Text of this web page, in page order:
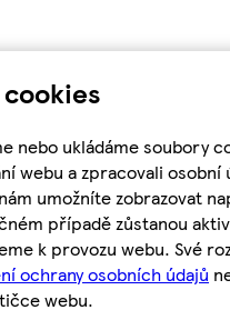
nebo ukládáme soubory
webu a zpracovali osobní
umožníte zobrazovat
případě zůstanou
k provozu webu. Své
ochrany osobních údajů
webu.